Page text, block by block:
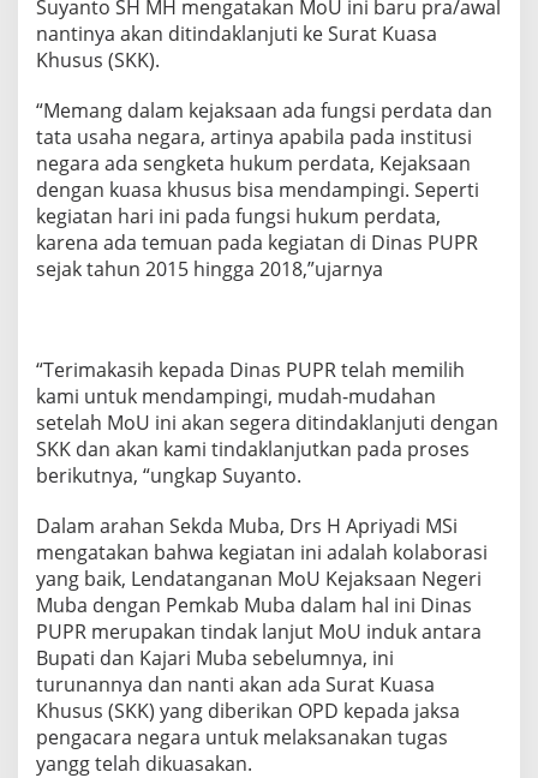
a
Suyanto SH MH mengatakan MoU ini baru pra/awal
nantinya akan ditindaklanjuti ke Surat Kuasa
Khusus (SKK).
“Memang dalam kejaksaan ada fungsi perdata dan
tata usaha negara, artinya apabila pada institusi
negara ada sengketa hukum perdata, Kejaksaan
dengan kuasa khusus bisa mendampingi. Seperti
kegiatan hari ini pada fungsi hukum perdata,
karena ada temuan pada kegiatan di Dinas PUPR
sejak tahun 2015 hingga 2018,”ujarnya
“Terimakasih kepada Dinas PUPR telah memilih
kami untuk mendampingi, mudah-mudahan
setelah MoU ini akan segera ditindaklanjuti dengan
SKK dan akan kami tindaklanjutkan pada proses
berikutnya, “ungkap Suyanto.
Dalam arahan Sekda Muba, Drs H Apriyadi MSi
mengatakan bahwa kegiatan ini adalah kolaborasi
yang baik, Lendatanganan MoU Kejaksaan Negeri
Muba dengan Pemkab Muba dalam hal ini Dinas
PUPR merupakan tindak lanjut MoU induk antara
Bupati dan Kajari Muba sebelumnya, ini
turunannya dan nanti akan ada Surat Kuasa
Khusus (SKK) yang diberikan OPD kepada jaksa
pengacara negara untuk melaksanakan tugas
yangg telah dikuasakan.